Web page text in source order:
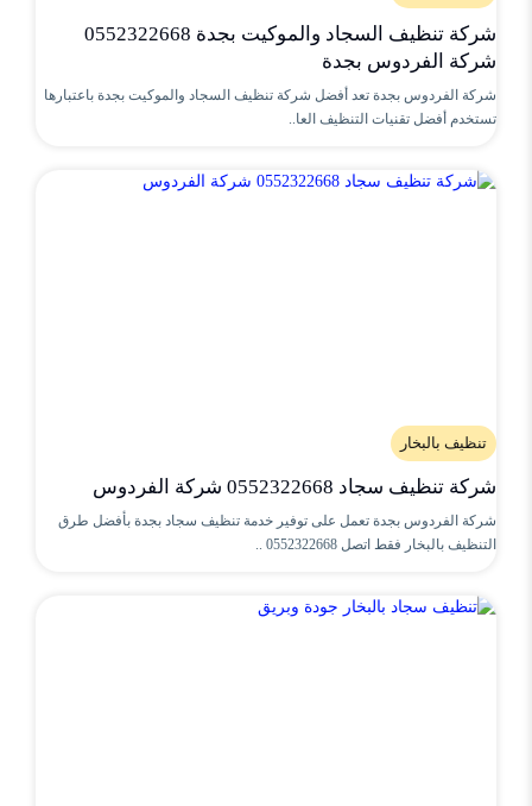
شركة تنظيف السجاد والموكيت بجدة 0552322668
شركة الفردوس بجدة
شركة الفردوس بجدة تعد أفضل شركة تنظيف السجاد والموكيت بجدة باعتبارها
تستخدم أفضل تقنيات التنظيف العا..
تنظيف بالبخار
شركة تنظيف سجاد 0552322668 شركة الفردوس
شركة الفردوس بجدة تعمل على توفير خدمة تنظيف سجاد بجدة بأفضل طرق
التنظيف بالبخار فقط اتصل 0552322668 ..